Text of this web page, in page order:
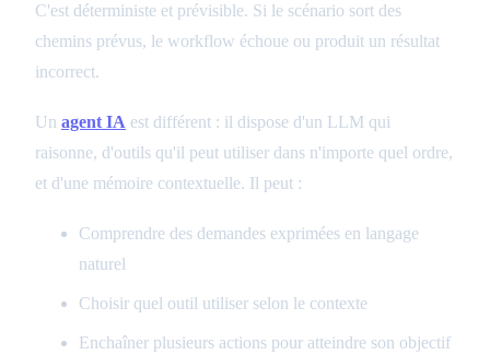
C'est déterministe et prévisible. Si le scénario sort des
chemins prévus, le workflow échoue ou produit un résultat
incorrect.
Un agent IA est différent : il dispose d'un LLM qui
raisonne, d'outils qu'il peut utiliser dans n'importe quel ordre,
et d'une mémoire contextuelle. Il peut :
Comprendre des demandes exprimées en langage
naturel
Choisir quel outil utiliser selon le contexte
Enchaîner plusieurs actions pour atteindre son objectif